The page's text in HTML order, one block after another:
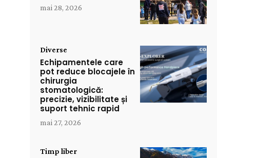
mai 28, 2026
Diverse
Echipamentele care
pot reduce blocajele în
chirurgia
stomatologică:
precizie, vizibilitate și
suport tehnic rapid
mai 27, 2026
Timp liber